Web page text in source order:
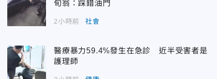
旬翁：踩錯油門
2小時前 社會
醫療暴力59.4%發生在急診 近半受害者是
護理師